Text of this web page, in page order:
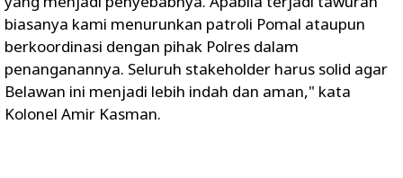
biasanya kami menurunkan patroli Pomal ataupun
berkoordinasi dengan pihak Polres dalam
penanganannya. Seluruh stakeholder harus solid agar
Belawan ini menjadi lebih indah dan aman," kata
Kolonel Amir Kasman.